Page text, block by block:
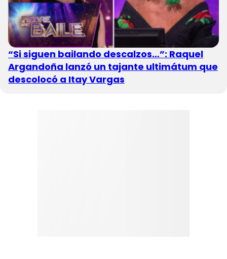
“Si siguen bailando descalzos…”: Raquel
Argandoña lanzó un tajante ultimátum que
descolocó a Itay Vargas